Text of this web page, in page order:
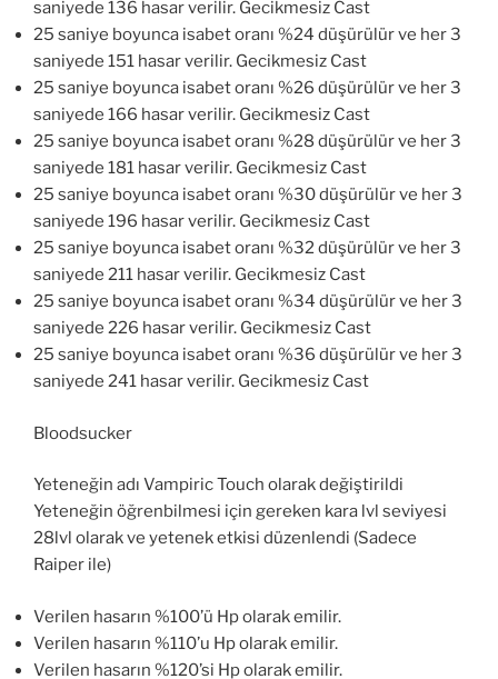
saniyede 136 hasar verilir. Gecikmesiz Cast
25 saniye boyunca isabet oranı %24 düşürülür ve her 3
saniyede 151 hasar verilir. Gecikmesiz Cast
25 saniye boyunca isabet oranı %26 düşürülür ve her 3
saniyede 166 hasar verilir. Gecikmesiz Cast
25 saniye boyunca isabet oranı %28 düşürülür ve her 3
saniyede 181 hasar verilir. Gecikmesiz Cast
25 saniye boyunca isabet oranı %30 düşürülür ve her 3
saniyede 196 hasar verilir. Gecikmesiz Cast
25 saniye boyunca isabet oranı %32 düşürülür ve her 3
saniyede 211 hasar verilir. Gecikmesiz Cast
25 saniye boyunca isabet oranı %34 düşürülür ve her 3
saniyede 226 hasar verilir. Gecikmesiz Cast
25 saniye boyunca isabet oranı %36 düşürülür ve her 3
saniyede 241 hasar verilir. Gecikmesiz Cast
Bloodsucker
Yeteneğin adı Vampiric Touch olarak değiştirildi
Yeteneğin öğrenbilmesi için gereken kara lvl seviyesi
28lvl olarak ve yetenek etkisi düzenlendi (Sadece
Raiper ile)
Verilen hasarın %100’ü Hp olarak emilir.
Verilen hasarın %110’u Hp olarak emilir.
Verilen hasarın %120’si Hp olarak emilir.